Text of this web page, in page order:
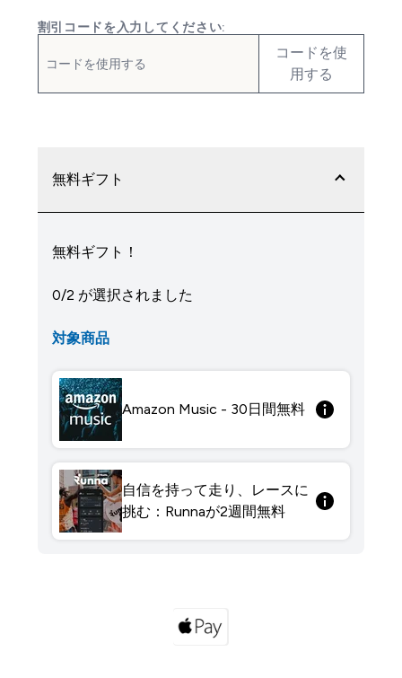
割引コードを入力してください:
コードを使
用する
無料ギフト
無料ギフト！
0/2 が選択されました
対象商品
Amazon Music - 30日間無料
自信を持って走り、レースに
挑む：Runnaが2週間無料